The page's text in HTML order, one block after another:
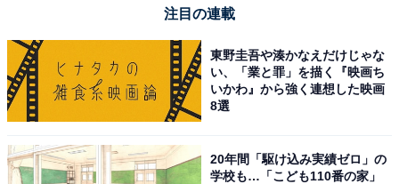
「昔からの住民や、落ち着いた世帯が多く暮らして
おり、地域コミュニティが非常にしっかりしていま
す。近所同士の繋がりが緩やかに機能しているた
め、不審者が紛れ込みにくい安心感があります」
注目の連載
東野圭吾や湊かなえだけじゃな
い、「業と罪」を描く『映画ち
いかわ』から強く連想した映画
8選
20年間「駆け込み実績ゼロ」の
学校も…「こども110番の家」